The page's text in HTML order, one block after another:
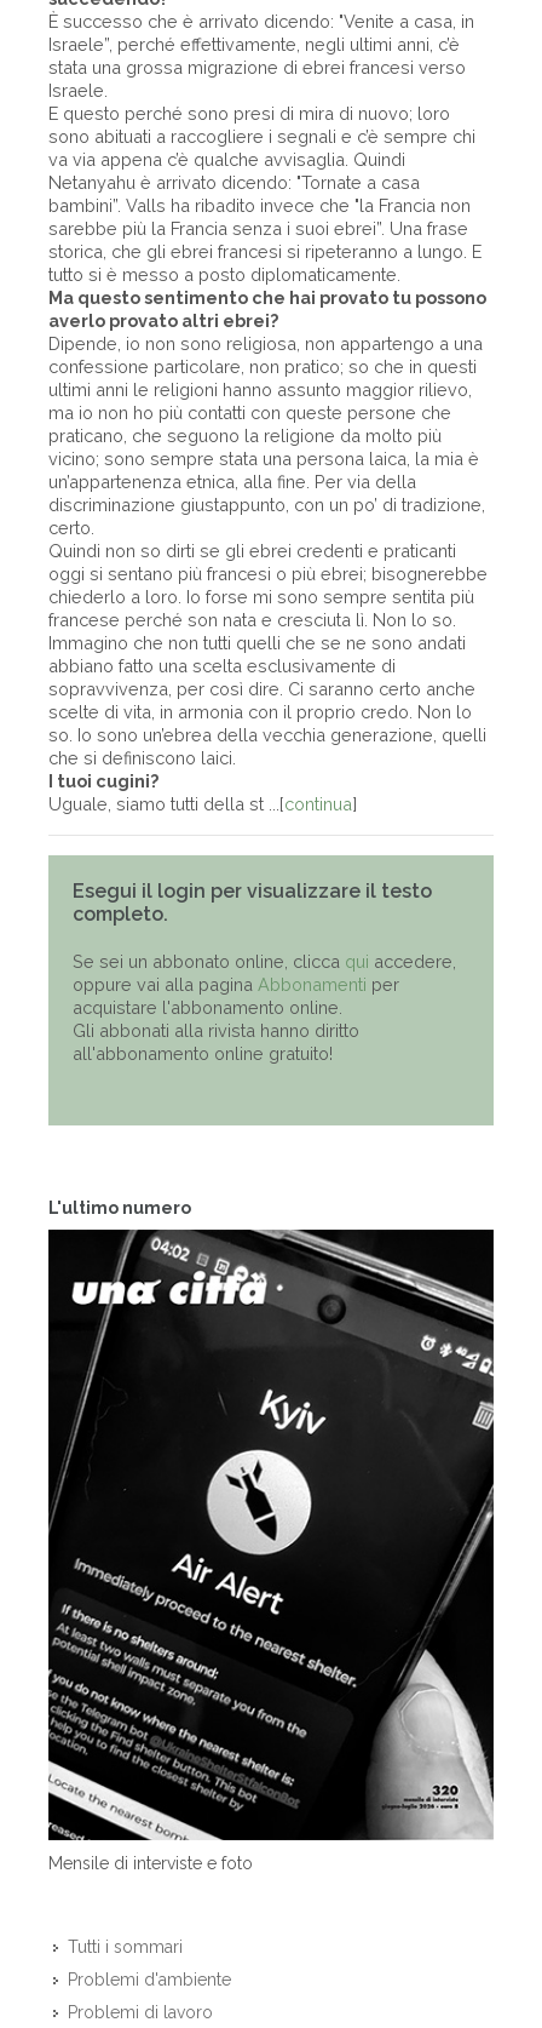
L'ultimo numero
Mensile di interviste e foto
Tutti i sommari
Problemi d'ambiente
Problemi di lavoro
È successo che è arrivato dicendo: "Venite a casa, in
Israele”, perché effettivamente, negli ultimi anni, c’è
stata una grossa migrazione di ebrei francesi verso
Israele.
E questo perché sono presi di mira di nuovo; loro
sono abituati a raccogliere i segnali e c’è sempre chi
va via appena c’è qualche avvisaglia. Quindi
Netanyahu è arrivato dicendo: "Tornate a casa
bambini”. Valls ha ribadito invece che "la Francia non
sarebbe più la Francia senza i suoi ebrei”. Una frase
storica, che gli ebrei francesi si ripeteranno a lungo. E
tutto si è messo a posto diplomaticamente.
Ma questo sentimento che hai provato tu possono
averlo provato altri ebrei?
Dipende, io non sono religiosa, non appartengo a una
confessione particolare, non pratico; so che in questi
ultimi anni le religioni hanno assunto maggior rilievo,
ma io non ho più contatti con queste persone che
praticano, che seguono la religione da molto più
vicino; sono sempre stata una persona laica, la mia è
un’appartenenza etnica, alla fine. Per via della
discriminazione giustappunto, con un po’ di tradizione,
certo.
Quindi non so dirti se gli ebrei credenti e praticanti
oggi si sentano più francesi o più ebrei; bisognerebbe
chiederlo a loro. Io forse mi sono sempre sentita più
francese perché son nata e cresciuta lì. Non lo so.
Immagino che non tutti quelli che se ne sono andati
abbiano fatto una scelta esclusivamente di
sopravvivenza, per così dire. Ci saranno certo anche
scelte di vita, in armonia con il proprio credo. Non lo
so. Io sono un’ebrea della vecchia generazione, quelli
che si definiscono laici.
I tuoi cugini?
Uguale, siamo tutti della st ...[continua]
Esegui il login per visualizzare il testo
completo.
Se sei un abbonato online, clicca qui accedere,
oppure vai alla pagina Abbonamenti per
acquistare l'abbonamento online.
Gli abbonati alla rivista hanno diritto
all'abbonamento online gratuito!